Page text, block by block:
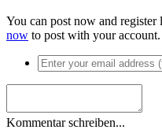
You can post now and register
now to post with your account.
Kommentar schreiben...